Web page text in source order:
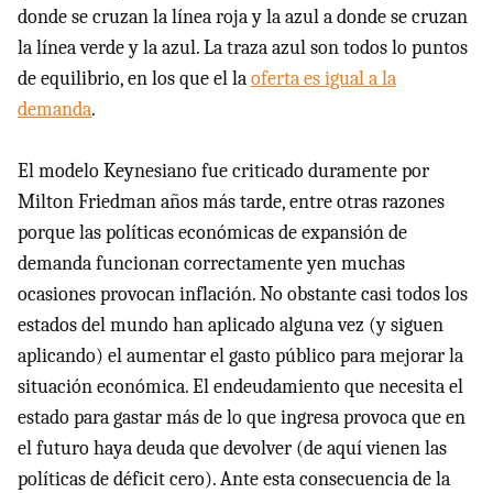
donde se cruzan la línea roja y la azul a donde se cruzan
la línea verde y la azul. La traza azul son todos lo puntos
de equilibrio, en los que el laoferta es igual a la
demanda.
El modelo Keynesiano fue criticado duramente por
Milton Friedman años más tarde, entre otras razones
porque las políticas económicas de expansión de
demanda funcionan correctamente yen muchas
ocasiones provocan inflación. No obstante casi todos los
estados del mundo han aplicado alguna vez (y siguen
aplicando) el aumentar el gasto público para mejorar la
situación económica. El endeudamiento que necesita el
estado para gastar más de lo que ingresa provoca que en
el futuro haya deuda que devolver (de aquí vienen las
políticas de déficit cero). Ante esta consecuencia de la